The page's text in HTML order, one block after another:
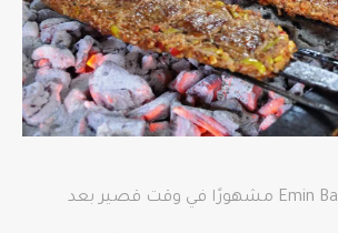
أصبح Emin Baba Durumevi مشهورًا في وقت قصير بعد